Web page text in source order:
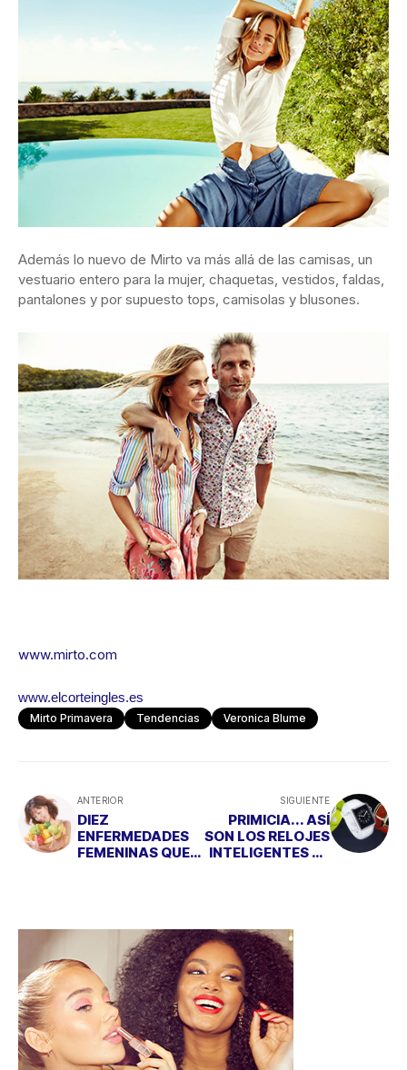
Además lo nuevo de Mirto va más allá de las camisas, un
vestuario entero para la mujer, chaquetas, vestidos, faldas,
pantalones y por supuesto tops, camisolas y blusones.
www.mirto.com
www.elcorteingles.es
Mirto Primavera Tendencias Veronica Blume
ANTERIOR
DIEZ
ENFERMEDADES
FEMENINAS QUE
SIGUIENTE
PRIMICIA... ASÍ
SON LOS RELOJES
INTELIGENTES DE